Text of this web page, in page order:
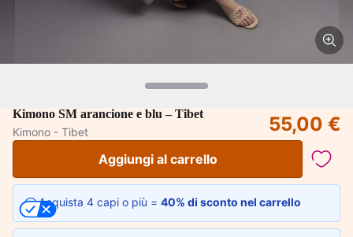
Kimono SM arancione e blu – Tibet
Kimono - Tibet
55,00 €
Aggiungi al carrello
Acquista 4 capi o più = 40% di sconto nel carrello